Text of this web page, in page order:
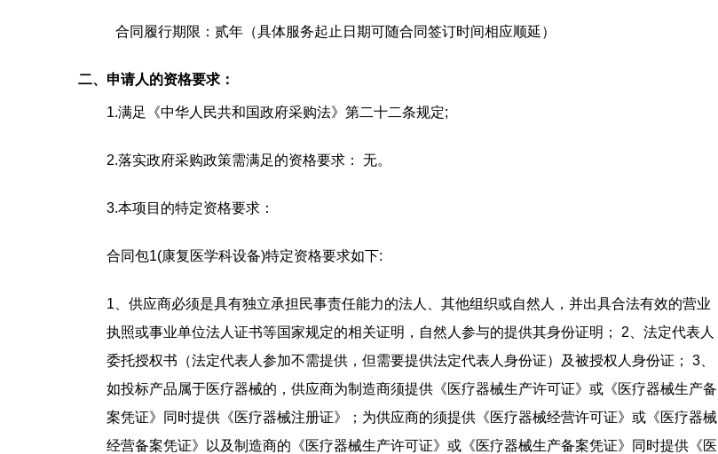
合同履行期限： 贰年（具体服务起止日期可随合同签订时间相应顺延）
二、申请人的资格要求：
1.满足《中华人民共和国政府采购法》第二十二条规定;
2.落实政府采购政策需满足的资格要求： 无。
3.本项目的特定资格要求：
合同包1(康复医学科设备)特定资格要求如下:
1、供应商必须是具有独立承担民事责任能力的法人、其他组织或自然人，并出具合法有效的营业
执照或事业单位法人证书等国家规定的相关证明，自然人参与的提供其身份证明； 2、法定代表人
委托授权书（法定代表人参加不需提供，但需要提供法定代表人身份证）及被授权人身份证； 3、
如投标产品属于医疗器械的，供应商为制造商须提供《医疗器械生产许可证》或《医疗器械生产备
案凭证》同时提供《医疗器械注册证》；为供应商的须提供《医疗器械经营许可证》或《医疗器械
经营备案凭证》以及制造商的《医疗器械生产许可证》或《医疗器械生产备案凭证》同时提供《医